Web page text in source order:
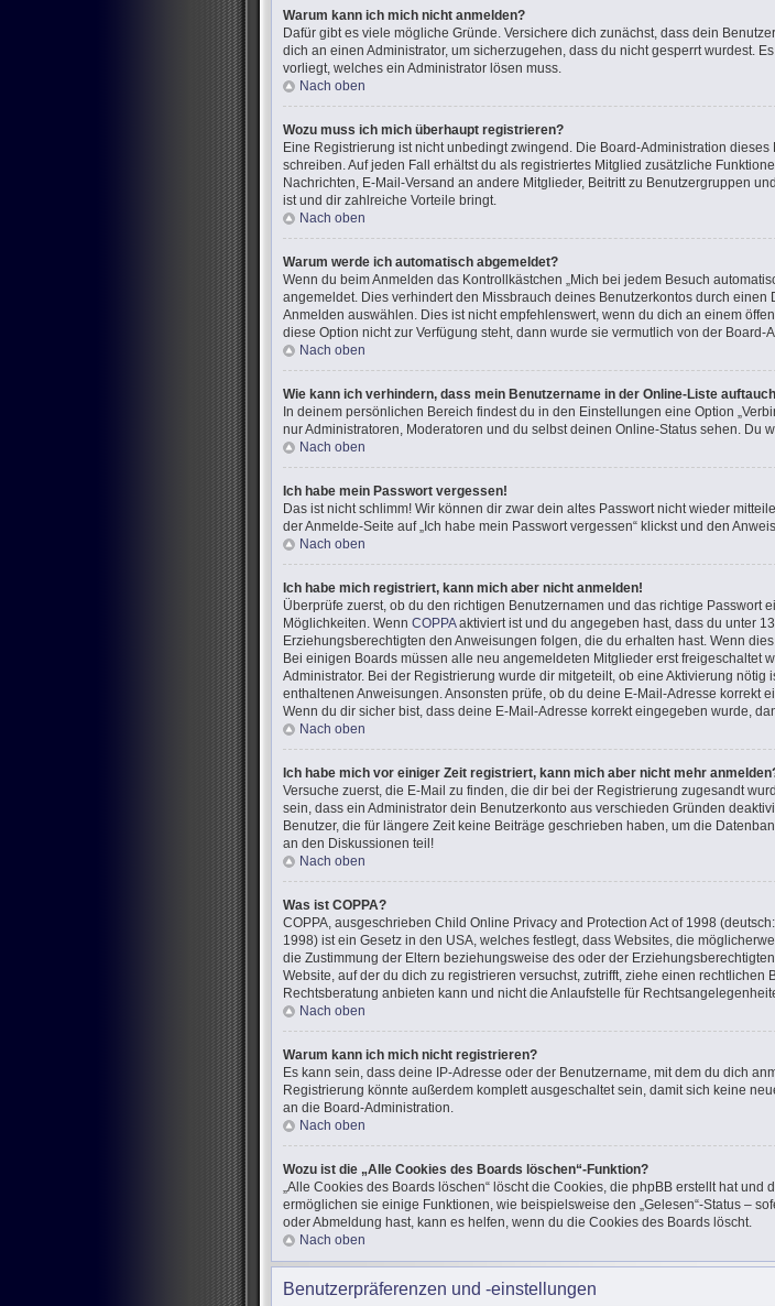
Warum kann ich mich nicht anmelden?
Dafür gibt es viele mögliche Gründe. Versichere dich zunächst, dass dein
dich an einen Administrator, um sicherzugehen, dass du nicht gesperrt wurdest.
vorliegt, welches ein Administrator lösen muss.
Nach oben
Wozu muss ich mich überhaupt registrieren?
Eine Registrierung ist nicht unbedingt zwingend. Die Board-Administration
schreiben. Auf jeden Fall erhältst du als registriertes Mitglied zusätzliche
Nachrichten, E-Mail-Versand an andere Mitglieder, Beitritt zu Benutzergruppen
ist und dir zahlreiche Vorteile bringt.
Nach oben
Warum werde ich automatisch abgemeldet?
Wenn du beim Anmelden das Kontrollkästchen „Mich bei jedem Besuch
angemeldet. Dies verhindert den Missbrauch deines Benutzerkontos durch
Anmelden auswählen. Dies ist nicht empfehlenswert, wenn du dich an einem
diese Option nicht zur Verfügung steht, dann wurde sie vermutlich von der Board-
Nach oben
Wie kann ich verhindern, dass mein Benutzername in der Online-Liste
In deinem persönlichen Bereich findest du in den Einstellungen eine Option
nur Administratoren, Moderatoren und du selbst deinen Online-Status sehen. Du
Nach oben
Ich habe mein Passwort vergessen!
Das ist nicht schlimm! Wir können dir zwar dein altes Passwort nicht wieder
der Anmelde-Seite auf „Ich habe mein Passwort vergessen“ klickst und den
Nach oben
Ich habe mich registriert, kann mich aber nicht anmelden!
Überprüfe zuerst, ob du den richtigen Benutzernamen und das richtige Passwort
Möglichkeiten. Wenn COPPAaktiviert ist und du angegeben hast, dass du unter
Erziehungsberechtigten den Anweisungen folgen, die du erhalten hast. Wenn
Bei einigen Boards müssen alle neu angemeldeten Mitglieder erst freigeschaltet
Administrator. Bei der Registrierung wurde dir mitgeteilt, ob eine Aktivierung
enthaltenen Anweisungen. Ansonsten prüfe, ob du deine E-Mail-Adresse korrekt
Wenn du dir sicher bist, dass deine E-Mail-Adresse korrekt eingegeben wurde,
Nach oben
Ich habe mich vor einiger Zeit registriert, kann mich aber nicht mehr
Versuche zuerst, die E-Mail zu finden, die dir bei der Registrierung zugesandt
sein, dass ein Administrator dein Benutzerkonto aus verschieden Gründen
Benutzer, die für längere Zeit keine Beiträge geschrieben haben, um die
an den Diskussionen teil!
Nach oben
Was ist COPPA?
COPPA, ausgeschrieben Child Online Privacy and Protection Act of 1998
1998) ist ein Gesetz in den USA, welches festlegt, dass Websites, die
die Zustimmung der Eltern beziehungsweise des oder der
Website, auf der du dich zu registrieren versuchst, zutrifft, ziehe einen rechtlichen
Rechtsberatung anbieten kann und nicht die Anlaufstelle für
Nach oben
Warum kann ich mich nicht registrieren?
Es kann sein, dass deine IP-Adresse oder der Benutzername, mit dem du dich
Registrierung könnte außerdem komplett ausgeschaltet sein, damit sich keine
an die Board-Administration.
Nach oben
Wozu ist die „Alle Cookies des Boards löschen“-Funktion?
„Alle Cookies des Boards löschen“ löscht die Cookies, die phpBB erstellt hat
ermöglichen sie einige Funktionen, wie beispielsweise den „Gelesen“-Status –
oder Abmeldung hast, kann es helfen, wenn du die Cookies des Boards löscht.
Nach oben
Benutzerpräferenzen und -einstellungen